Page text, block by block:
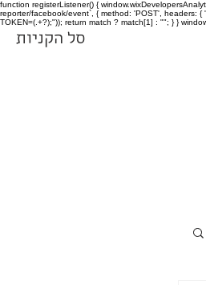
function registerListener() {
reporter/facebook/event`, { method: 'POST', headers: {
TOKEN=(.+?);")); return match ? match[1] : ""; } }
סל הקניות